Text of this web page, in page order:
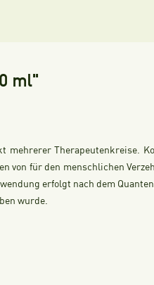
ml"
Therapeutenkreise.
von für den menschlichen
erfolgt nach dem
wurde.